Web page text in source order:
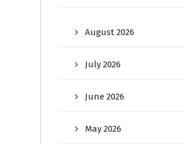
August 2026
July 2026
June 2026
May 2026